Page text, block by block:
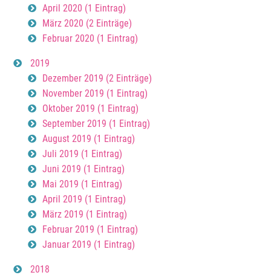
April 2020 (1 Eintrag)
März 2020 (2 Einträge)
Februar 2020 (1 Eintrag)
2019
Dezember 2019 (2 Einträge)
November 2019 (1 Eintrag)
Oktober 2019 (1 Eintrag)
September 2019 (1 Eintrag)
August 2019 (1 Eintrag)
Juli 2019 (1 Eintrag)
Juni 2019 (1 Eintrag)
Mai 2019 (1 Eintrag)
April 2019 (1 Eintrag)
März 2019 (1 Eintrag)
Februar 2019 (1 Eintrag)
Januar 2019 (1 Eintrag)
2018